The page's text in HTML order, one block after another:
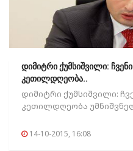
დიმიტრი ქუმსიშვილი:
კეთილდღეობა..
დიმიტრი ქუმსიშვილი:
კეთილდღეობა
14-10-2015, 16:08